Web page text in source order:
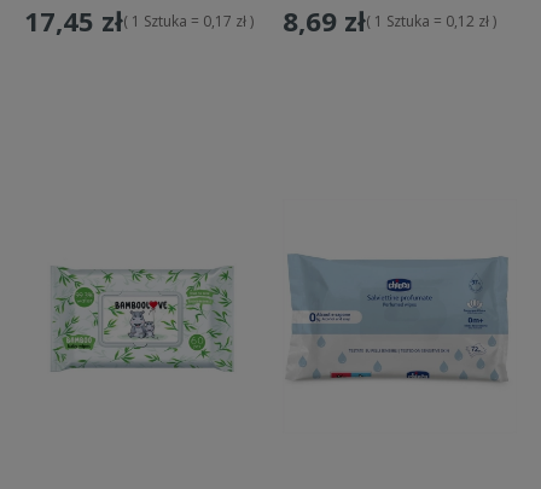
17,45 zł( 1 Sztuka = 0,17 zł ) 8,69 zł( 1 Sztuka = 0,12 zł )